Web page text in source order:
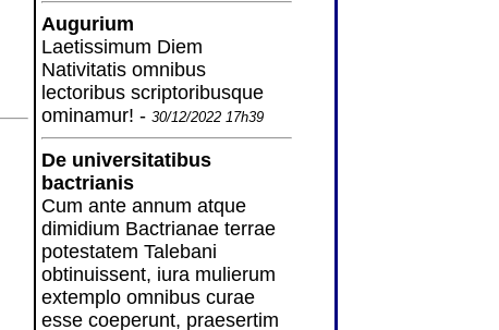
Augurium
Laetissimum Diem
Nativitatis omnibus
lectoribus scriptoribusque
ominamur! - 30/12/2022 17h39
De universitatibus
bactrianis
Cum ante annum atque
dimidium Bactrianae terrae
potestatem Talebani
obtinuissent, iura mulierum
extemplo omnibus curae
esse coeperunt, praesertim